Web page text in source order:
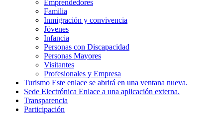
Emprendedores
Familia
Inmigración y convivencia
Jóvenes
Infancia
Personas con Discapacidad
Personas Mayores
Visitantes
Profesionales y Empresa
Turismo Este enlace se abrirá en una ventana nueva.
Sede Electrónica Enlace a una aplicación externa.
Transparencia
Participación